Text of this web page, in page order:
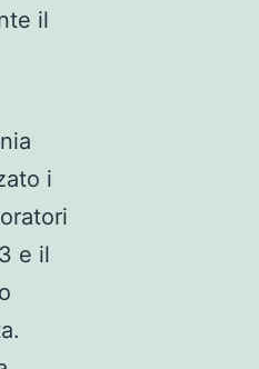
il
i
e il